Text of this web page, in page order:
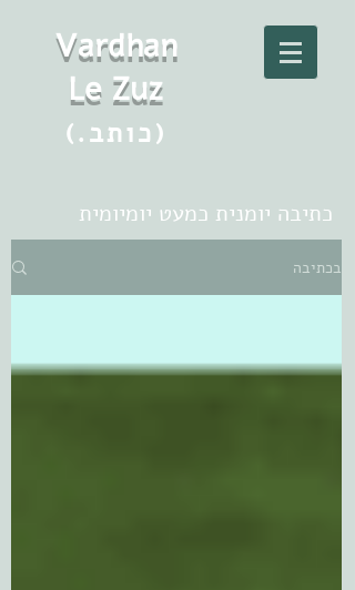
Vardhan
Le Zuz
(.כותב)
כתיבה יומנית כמעט יומיומית
בכתיבה